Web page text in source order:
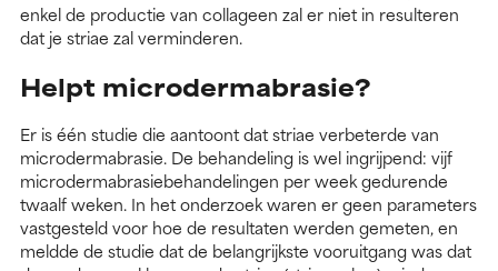
enkel de productie van collageen zal er niet in resulteren
dat je striae zal verminderen.
Helpt microdermabrasie?
Er is één studie die aantoont dat striae verbeterde van
microdermabrasie. De behandeling is wel ingrijpend: vijf
microdermabrasiebehandelingen per week gedurende
twaalf weken. In het onderzoek waren er geen parameters
vastgesteld voor hoe de resultaten werden gemeten, en
meldde de studie dat de belangrijkste vooruitgang was dat